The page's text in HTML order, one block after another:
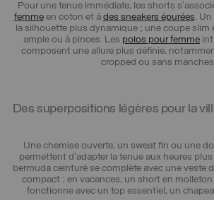
Pour une tenue immédiate, les shorts
femmeen coton et à des sneakers épurées.
la silhouette plus dynamique ; une coupe slim
ample ou à pinces. Les polos pour femme
composent une allure plus définie,
cropped ou sans
Des superpositions légères pour la
Une chemise ouverte, un sweat fin ou une
permettent d’adapter la tenue aux heures
bermuda ceinturé se complète avec une veste
compact ; en vacances, un short en
fonctionne avec un top essentiel, un